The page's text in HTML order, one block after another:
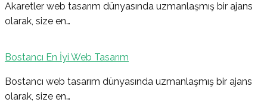
Akaretler web tasarım dünyasında uzmanlaşmış bir ajans
olarak, size en…
Bostancı En İyi Web Tasarım
Bostancı web tasarım dünyasında uzmanlaşmış bir ajans
olarak, size en…
gezinmesi